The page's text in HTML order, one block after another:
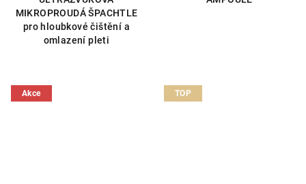
MIKROPROUDÁ ŠPACHTLE
pro hloubkové čištění a
omlazení pleti
Akce TOP